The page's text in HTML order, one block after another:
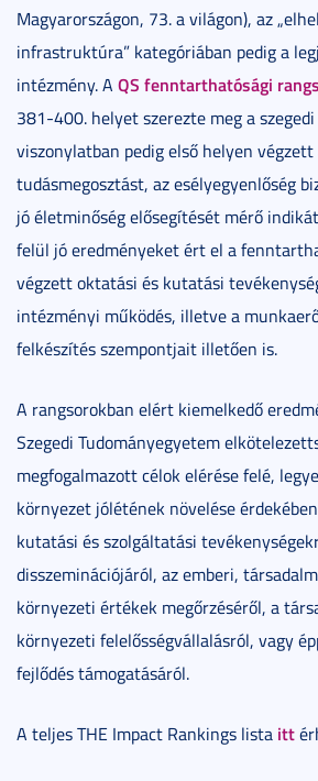
Magyarországon, 73. a világon), az
infrastruktúra” kategóriában pedig a
intézmény. A QS fenntarthatósági
381-400. helyet szerezte meg a
viszonylatban pedig első helyen
tudásmegosztást, az esélyegyenlőség
jó életminőség elősegítését mérő
felül jó eredményeket ért el a
végzett oktatási és kutatási
intézményi működés, illetve a
felkészítés szempontjait illetően is.
A rangsorokban elért kiemelkedő
Szegedi Tudományegyetem
megfogalmazott célok elérése felé,
környezet jólétének növelése
kutatási és szolgáltatási
disszeminációjáról, az emberi,
környezeti értékek megőrzéséről, a
környezeti felelősségvállalásról, vagy
fejlődés támogatásáról.
A teljes THE Impact Rankings lista itt